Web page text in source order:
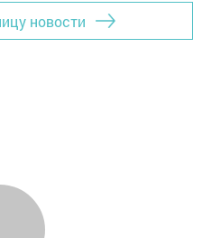
новости